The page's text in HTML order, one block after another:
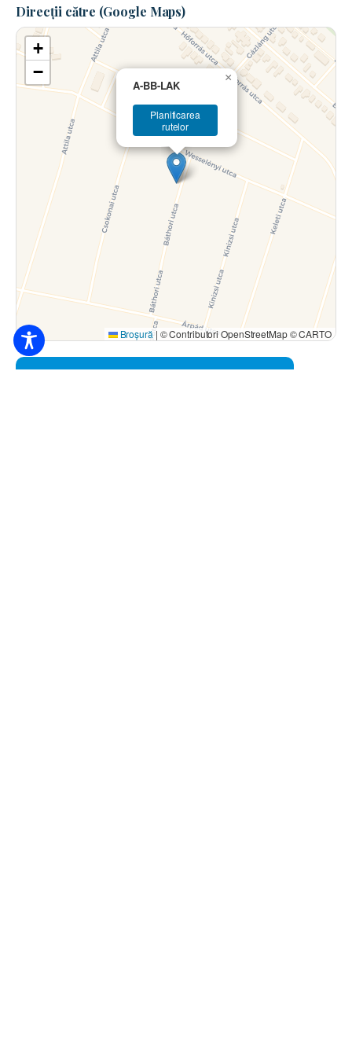
Direcții către (Google Maps)
A-BB-LAK
Planificarea
rutelor
×
+
−
Broșură | © Contributori OpenStreetMap © CARTO